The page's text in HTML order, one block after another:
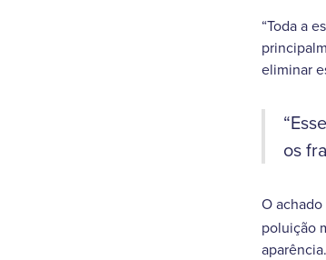
“Toda a
eliminar
os
O
poluição